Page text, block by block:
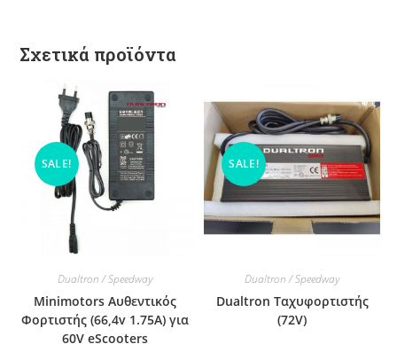
Σχετικά προϊόντα
SALE!
Dualtron / Speedway
Minimotors Αυθεντικός
Φορτιστής (66,4v 1.75A) για
60V eScooters
SALE!
Dualtron / Speedway
Dualtron Ταχυφορτιστής
(72V)